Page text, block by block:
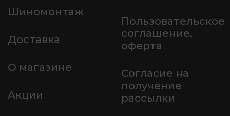
Шиномонтаж
Доставка
О магазине
Акции
Пользовательское
соглашение,
оферта
Согласие на
получение
рассылки